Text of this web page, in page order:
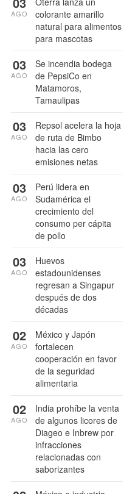
colorante amarillo
natural para alimentos
para mascotas
AGO
Se incendia bodega
de PepsiCo en
Matamoros,
Tamaulipas
03
AGO
Repsol acelera la hoja
de ruta de Bimbo
hacia las cero
emisiones netas
03
AGO
Perú lidera en
Sudamérica el
crecimiento del
consumo per cápita
de pollo
03
AGO
Huevos
estadounidenses
regresan a Singapur
después de dos
décadas
03
AGO
México y Japón
fortalecen
cooperación en favor
de la seguridad
alimentaria
02
AGO
India prohíbe la venta
de algunos licores de
Diageo e Inbrew por
infracciones
relacionadas con
saborizantes
02
AGO